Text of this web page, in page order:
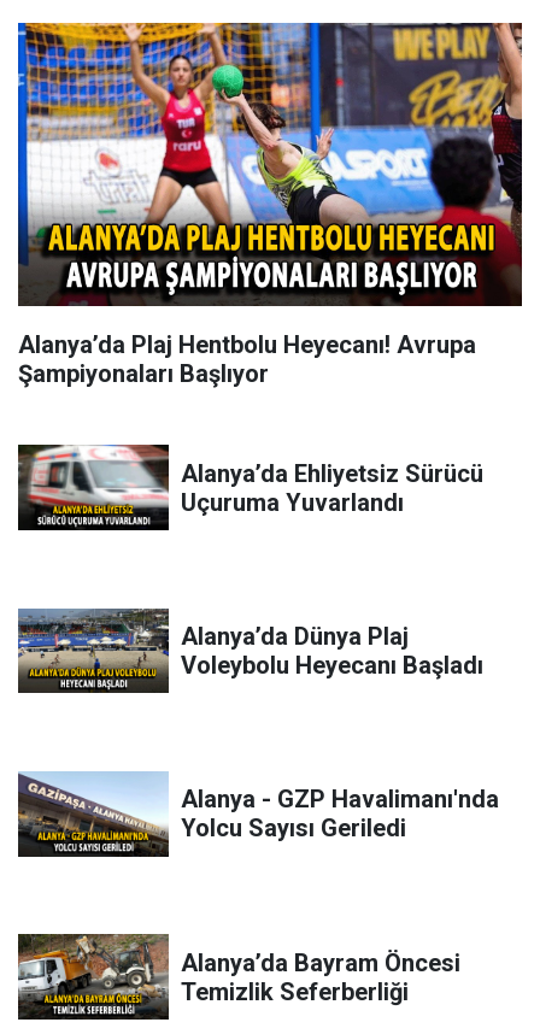
Alanya’da Plaj Hentbolu Heyecanı! Avrupa
Şampiyonaları Başlıyor
Alanya’da Ehliyetsiz Sürücü
Uçuruma Yuvarlandı
Alanya’da Dünya Plaj
Voleybolu Heyecanı Başladı
Alanya - GZP Havalimanı'nda
Yolcu Sayısı Geriledi
Alanya’da Bayram Öncesi
Temizlik Seferberliği